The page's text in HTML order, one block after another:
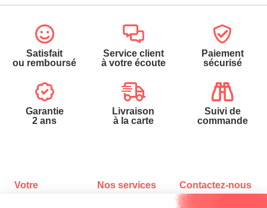
Satisfait
ou remboursé
Service client
à votre écoute
Paiement
sécurisé
Garantie
2 ans
Livraison
à la carte
Suivi de
commande
Votre
Nos services Contactez-nous